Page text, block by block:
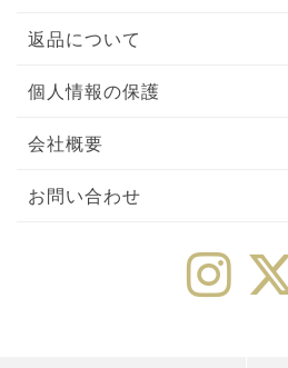
返品について
個人情報の保護
会社概要
お問い合わせ